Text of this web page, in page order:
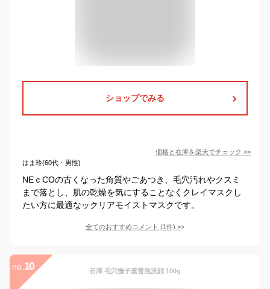
ショップでみる
価格と在庫を楽天でチェック >>
はま玲(60代・男性)
NEｃCOの古くなった角質やごあつき、毛穴汚れやクスミ
まで落とし、肌の乾燥を気にすることなくクレイマスクし
たい方に最適なックリアモイストマスクです。
全てのおすすめコメント (1件) >
no. 10 石澤 毛穴撫子重曹泡洗顔 100g